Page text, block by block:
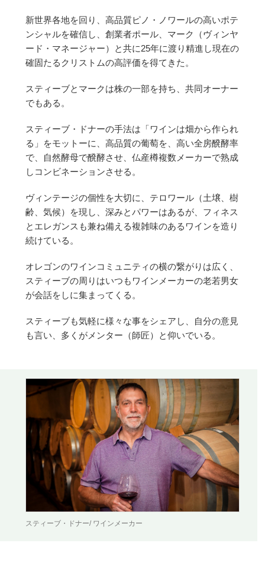
新世界各地を回り、高品質ピノ・ノワールの高いポテ
ンシャルを確信し、創業者ポール、マーク（ヴィンヤ
ード・マネージャー）と共に25年に渡り精進し現在の
確固たるクリストムの高評価を得てきた。
スティーブとマークは株の一部を持ち、共同オーナー
でもある。
スティーブ・ドナーの手法は「ワインは畑から作られ
る」をモットーに、高品質の葡萄を、高い全房醗酵率
で、自然酵母で醗酵させ、仏産樽複数メーカーで熟成
しコンビネーションさせる。
ヴィンテージの個性を大切に、テロワール（土壌、樹
齢、気候）を現し、深みとパワーはあるが、フィネス
とエレガンスも兼ね備える複雑味のあるワインを造り
続けている。
オレゴンのワインコミュニティの横の繋がりは広く、
スティーブの周りはいつもワインメーカーの老若男女
が会話をしに集まってくる。
スティーブも気軽に様々な事をシェアし、自分の意見
も言い、多くがメンター（師匠）と仰いでいる。
スティーブ・ドナー/ ワインメーカー